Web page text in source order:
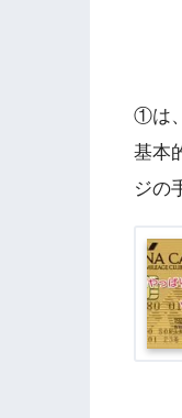
①は
基本
ジの